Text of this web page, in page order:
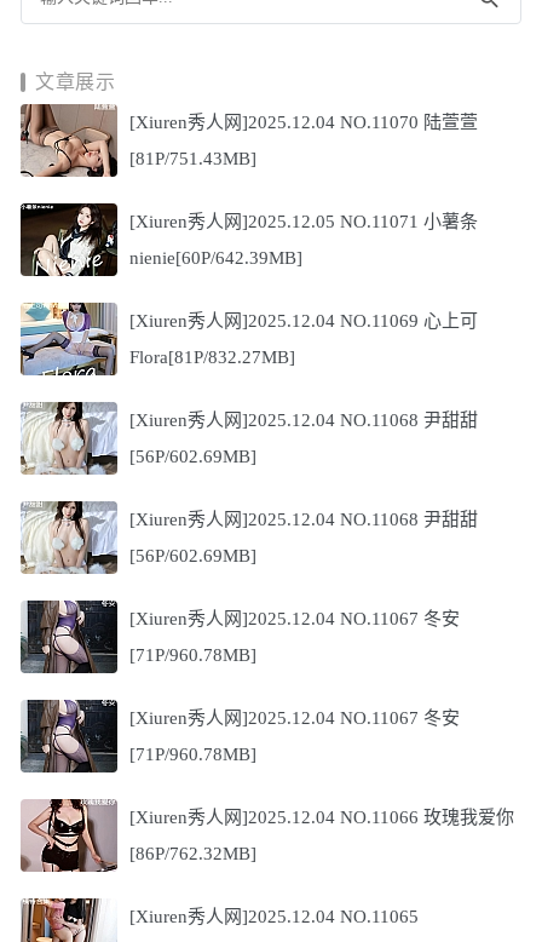
文章展示
[Xiuren秀人网]2025.12.04 NO.11070 陆萱萱
[81P/751.43MB]
[Xiuren秀人网]2025.12.05 NO.11071 小薯条
nienie[60P/642.39MB]
[Xiuren秀人网]2025.12.04 NO.11069 心上可
Flora[81P/832.27MB]
[Xiuren秀人网]2025.12.04 NO.11068 尹甜甜
[56P/602.69MB]
[Xiuren秀人网]2025.12.04 NO.11068 尹甜甜
[56P/602.69MB]
[Xiuren秀人网]2025.12.04 NO.11067 冬安
[71P/960.78MB]
[Xiuren秀人网]2025.12.04 NO.11067 冬安
[71P/960.78MB]
[Xiuren秀人网]2025.12.04 NO.11066 玫瑰我爱你
[86P/762.32MB]
[Xiuren秀人网]2025.12.04 NO.11065